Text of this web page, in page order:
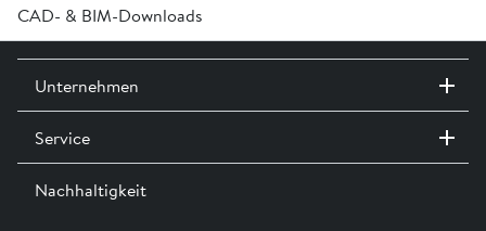
Merkblatt Kalkausblühungen bei Betonprodukten »
Merkblatt Unterhalt und Reinigung »
Merkblatt Betonsteinpflästerungen für hindernisfreie
Gehflächen »
Technische Wegleitung Verlegemuster »
CAD- & BIM-Downloads
Melden Sie sich an oder erstellen Sie in Login um Zugriff auf die
CAD- & BIM-Daten zu erhalten
Anmelden
Unternehmen
Kontakt / Standorte
Ausstellungen
Team
Service
Dienstleistungen
Nachhaltigkeit